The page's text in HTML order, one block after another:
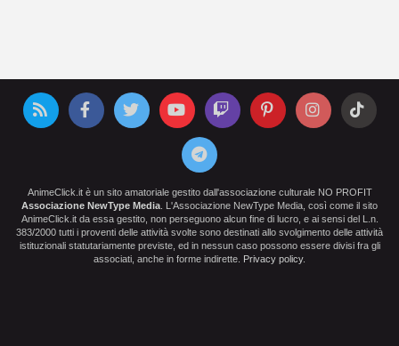
AnimeClick.it è un sito amatoriale gestito dall'associazione culturale NO PROFIT
Associazione NewType Media . L'Associazione NewType Media, così come il sito
AnimeClick.it da essa gestito, non perseguono alcun fine di lucro, e ai sensi del L.n.
383/2000 tutti i proventi delle attività svolte sono destinati allo svolgimento delle attività
istituzionali statutariamente previste, ed in nessun caso possono essere divisi fra gli
associati, anche in forme indirette. Privacy policy.